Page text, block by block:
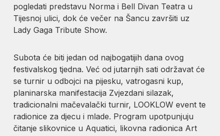
pogledati predstavu Norma i Bell Divan Teatra u
Tijesnoj ulici, dok će večer na Šancu završiti uz
Lady Gaga Tribute Show.
Subota će biti jedan od najbogatijih dana ovog
festivalskog tjedna. Već od jutarnjih sati održavat će
se turnir u odbojci na pijesku, vatrogasni kup,
planinarska manifestacija Zvjezdani silazak,
tradicionalni mačevalački turnir, LOOKLOW event te
radionice za djecu i mlade. Program upotpunjuju
čitanje slikovnice u Aquatici, likovna radionica Art